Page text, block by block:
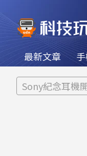
最新文章
Sony紀念耳機